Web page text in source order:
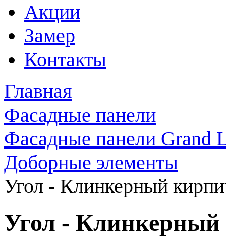
Акции
Замер
Контакты
Главная
Фасадные панели
Фасадные панели Grand
Доборные элементы
Угол - Клинкерный
Угол -